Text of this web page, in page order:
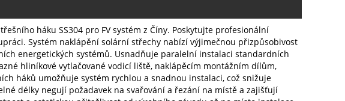
háku SS304 pro FV systém z Číny. Poskytujte profesionální
Systém naklápění solární střechy nabízí výjimečnou přizpůsobivost
energetických systémů. Usnadňuje paralelní instalaci standardních
hliníkové vytlačované vodicí liště, naklápěcím montážním dílům,
háků umožňuje systém rychlou a snadnou instalaci, což snižuje
délky negují požadavek na svařování a řezání na místě a zajišťují